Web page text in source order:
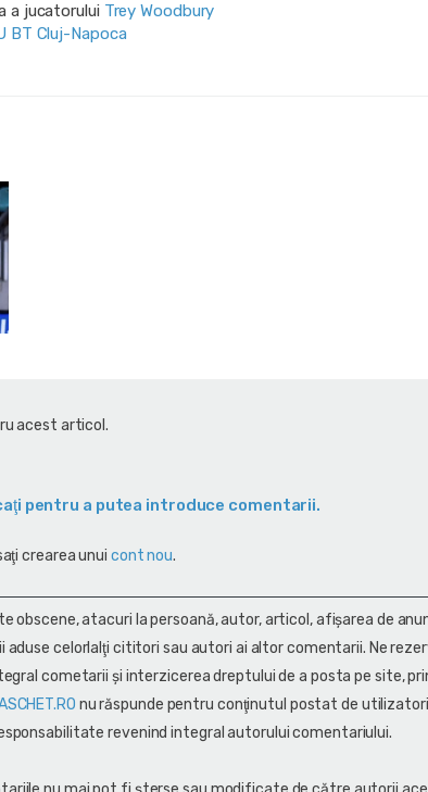
a jucatorului Trey Woodbury
BT Cluj-Napoca
acest articol.
pentru a putea introduce comentarii.
crearea unui cont nou.
obscene, atacuri la persoană, autor, articol, afişarea de
aduse celorlalţi cititori sau autori ai altor comentarii. Ne
cometarii și interzicerea dreptului de a posta pe site,
nu răspunde pentru conţinutul postat de
revenind integral autorului comentariului.